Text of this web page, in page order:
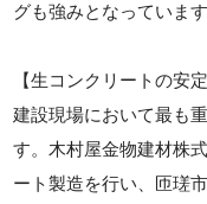
グも強みとなっています
【生コンクリートの安
建設現場において最も
す。木村屋金物建材株
ート製造を行い、匝瑳